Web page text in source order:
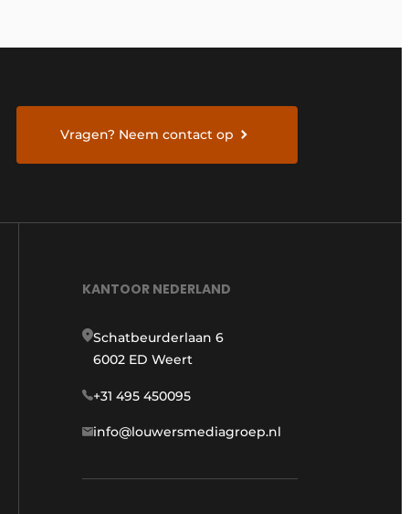
Vragen? Neem contact op
KANTOOR NEDERLAND
Schatbeurderlaan 6
6002 ED Weert
+31 495 450095
info@louwersmediagroep.nl